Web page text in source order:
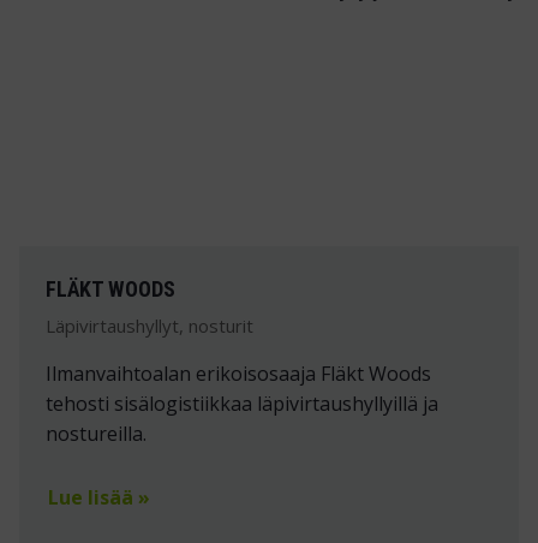
FLÄKT WOODS
Läpivirtaushyllyt, nosturit
Ilmanvaihtoalan erikoisosaaja Fläkt Woods
tehosti sisälogistiikkaa läpivirtaushyllyillä ja
nostureilla.
Lue lisää »